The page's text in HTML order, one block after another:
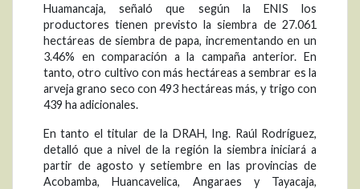
Huamancaja, señaló que según la ENIS los
productores tienen previsto la siembra de 27.061
hectáreas de siembra de papa, incrementando en un
3.46% en comparación a la campaña anterior. En
tanto, otro cultivo con más hectáreas a sembrar es la
arveja grano seco con 493 hectáreas más, y trigo con
439 ha adicionales.
En tanto el titular de la DRAH, Ing. Raúl Rodríguez,
detalló que a nivel de la región la siembra iniciará a
partir de agosto y setiembre en las provincias de
Acobamba, Huancavelica, Angaraes y Tayacaja,